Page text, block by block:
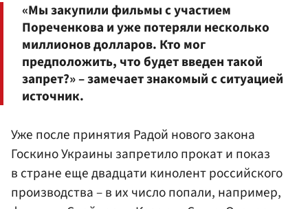
«Мы закупили фильмы с участием
Пореченкова и уже потеряли несколько
миллионов долларов. Кто мог
предположить, что будет введен такой
запрет?» – замечает знакомый с ситуацией
источник.
Уже после принятия Радой нового закона
Госкино Украины запретило прокат и показ
в стране еще двадцати кинолент российского
производства – в их число попали, например,